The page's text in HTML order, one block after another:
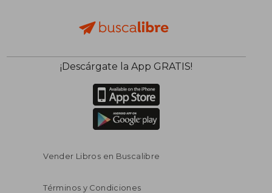
¡Descárgate la App GRATIS!
Vender Libros en Buscalibre
Términos y Condiciones